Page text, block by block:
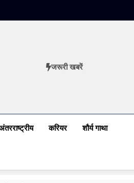
जरूरी खबरें
करियर शौर्य गाथा